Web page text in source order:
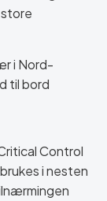
i Nord-
til bord
Control
i nesten